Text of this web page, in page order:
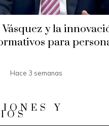
y la
para
Hace 3 semanas
Y